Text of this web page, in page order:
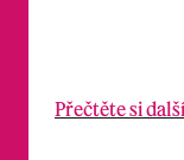
Přečtěte si